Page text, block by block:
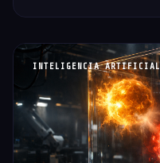
INTELIGENCIA ARTIFICIAL